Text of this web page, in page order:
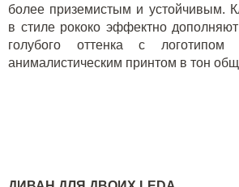
более приземистым и устойчивым.
в стиле рококо эффектно
голубого оттенка с
анималистическим принтом в тон